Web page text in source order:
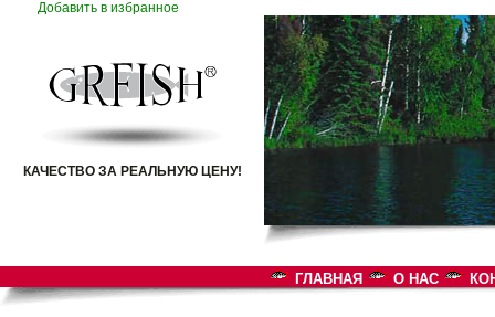
Добавить в избранное
КАЧЕСТВО ЗА РЕАЛЬНУЮ ЦЕНУ!
ГЛАВНАЯ О НАС